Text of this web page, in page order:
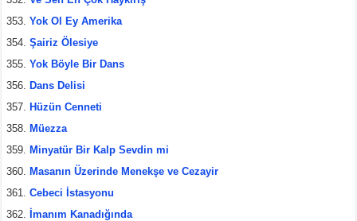
Yok Ol Ey Amerika
Şairiz Ölesiye
Yok Böyle Bir Dans
Dans Delisi
Hüzün Cenneti
Müezza
Minyatür Bir Kalp Sevdin mi
Masanın Üzerinde Menekşe ve Cezayir
Cebeci İstasyonu
İmanım Kanadığında